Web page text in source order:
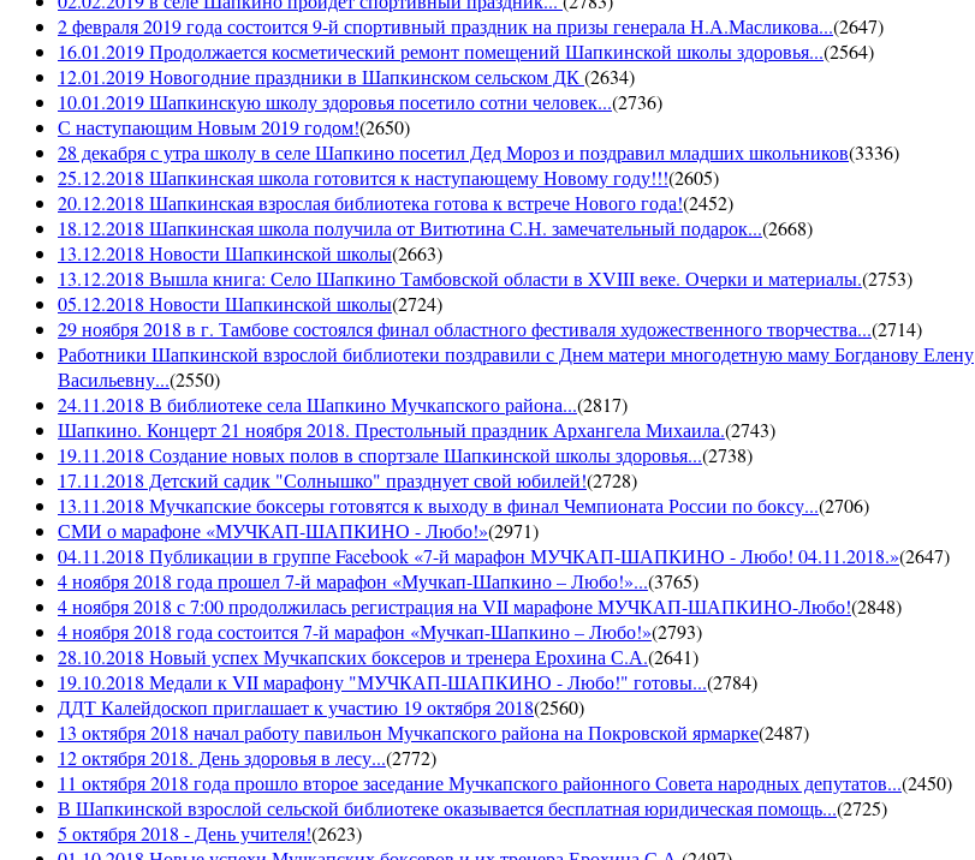
2 февраля 2019 года состоится 9-й спортивный праздник на призы генерала Н.А.Масликова...(2647)
16.01.2019 Продолжается косметический ремонт помещений Шапкинской школы здоровья...(2564)
12.01.2019 Новогодние праздники в Шапкинском сельском ДК(2634)
10.01.2019 Шапкинскую школу здоровья посетило сотни человек...(2736)
С наступающим Новым 2019 годом!(2650)
28 декабря с утра школу в селе Шапкино посетил Дед Мороз и поздравил младших школьников(3336)
25.12.2018 Шапкинская школа готовится к наступающему Новому году!!!(2605)
20.12.2018 Шапкинская взрослая библиотека готова к встрече Нового года!(2452)
18.12.2018 Шапкинская школа получила от Витютина С.Н. замечательный подарок...(2668)
13.12.2018 Новости Шапкинской школы(2663)
13.12.2018 Вышла книга: Село Шапкино Тамбовской области в XVIII веке. Очерки и материалы.(2753)
05.12.2018 Новости Шапкинской школы(2724)
29 ноября 2018 в г. Тамбове состоялся финал областного фестиваля художественного творчества...(2714)
Работники Шапкинской взрослой библиотеки поздравили с Днем матери многодетную маму Богданову Елену
Васильевну...(2550)
24.11.2018 В библиотеке села Шапкино Мучкапского района...(2817)
Шапкино. Концерт 21 ноября 2018. Престольный праздник Архангела Михаила.(2743)
19.11.2018 Создание новых полов в спортзале Шапкинской школы здоровья...(2738)
17.11.2018 Детский садик "Солнышко" празднует свой юбилей!(2728)
13.11.2018 Мучкапские боксеры готовятся к выходу в финал Чемпионата России по боксу...(2706)
СМИ о марафоне «МУЧКАП-ШАПКИНО - Любо!»(2971)
04.11.2018 Публикации в группе Facebook «7-й марафон МУЧКАП-ШАПКИНО - Любо! 04.11.2018.»(2647)
4 ноября 2018 года прошел 7-й марафон «Мучкап-Шапкино – Любо!»...(3765)
4 ноября 2018 с 7:00 продолжилась регистрация на VII марафоне МУЧКАП-ШАПКИНО-Любо!(2848)
4 ноября 2018 года состоится 7-й марафон «Мучкап-Шапкино – Любо!»(2793)
28.10.2018 Новый успех Мучкапских боксеров и тренера Ерохина С.А.(2641)
19.10.2018 Медали к VII марафону "МУЧКАП-ШАПКИНО - Любо!" готовы...(2784)
ДДТ Калейдоскоп приглашает к участию 19 октября 2018(2560)
13 октября 2018 начал работу павильон Мучкапского района на Покровской ярмарке(2487)
12 октября 2018. День здоровья в лесу...(2772)
11 октября 2018 года прошло второе заседание Мучкапского районного Совета народных депутатов...(2450)
В Шапкинской взрослой сельской библиотеке оказывается бесплатная юридическая помощь...(2725)
5 октября 2018 - День учителя!(2623)